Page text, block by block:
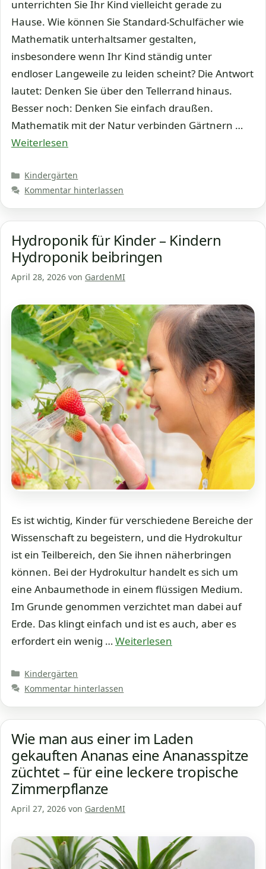
unterrichten Sie Ihr Kind vielleicht gerade zu
Hause. Wie können Sie Standard-Schulfächer wie
Mathematik unterhaltsamer gestalten,
insbesondere wenn Ihr Kind ständig unter
endloser Langeweile zu leiden scheint? Die Antwort
lautet: Denken Sie über den Tellerrand hinaus.
Besser noch: Denken Sie einfach draußen.
Mathematik mit der Natur verbinden Gärtnern …
Weiterlesen
Kategorien
Kindergärten
Kommentar hinterlassen
Hydroponik für Kinder – Kindern
Hydroponik beibringen
April 28, 2026 von GardenMI
Es ist wichtig, Kinder für verschiedene Bereiche der
Wissenschaft zu begeistern, und die Hydrokultur
ist ein Teilbereich, den Sie ihnen näherbringen
können. Bei der Hydrokultur handelt es sich um
eine Anbaumethode in einem flüssigen Medium.
Im Grunde genommen verzichtet man dabei auf
Erde. Das klingt einfach und ist es auch, aber es
erfordert ein wenig …Weiterlesen
Kategorien
Kindergärten
Kommentar hinterlassen
Wie man aus einer im Laden
gekauften Ananas eine Ananasspitze
züchtet – für eine leckere tropische
Zimmerpflanze
April 27, 2026 von GardenMI